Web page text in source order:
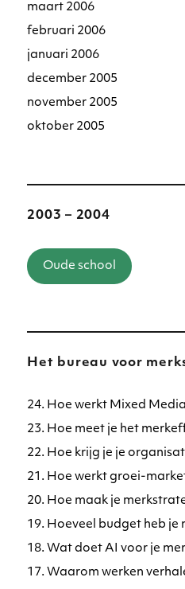
maart 2006
februari 2006
januari 2006
december 2005
november 2005
oktober 2005
2003 – 2004
Oude school
Het bureau voor
24. Hoe werkt Mixed
23. Hoe meet je het
22. Hoe krijg je je
21. Hoe werkt groei-
20. Hoe maak je
19. Hoeveel budget heb je
18. Wat doet AI voor je
17. Waarom werken